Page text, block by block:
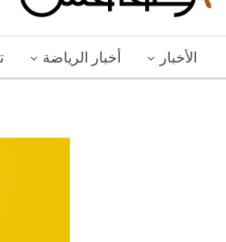
الأخبار أخبار الرياضة